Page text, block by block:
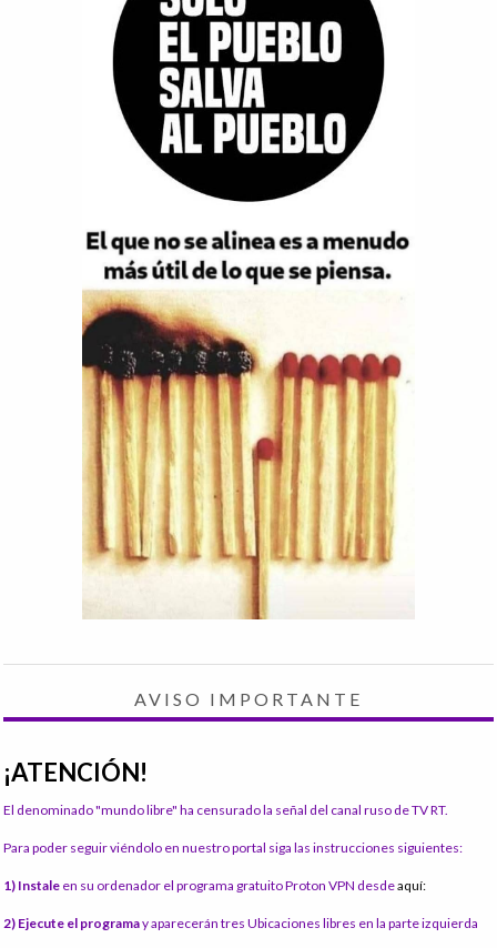
AVISO IMPORTANTE
¡ATENCIÓN!
El denominado "mundo libre" ha censurado la señal del canal ruso de TV RT.
Para poder seguir viéndolo en nuestro portal siga las instrucciones siguientes:
1) Instale en su ordenador el programa gratuito Proton VPN desdeaquí:
2) Ejecute el programay aparecerán tres Ubicaciones libres en la parte izquierda